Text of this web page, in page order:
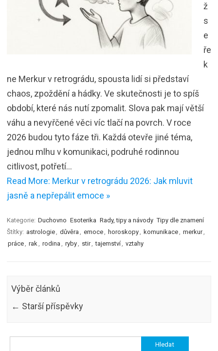
ž
s
e
ře
k
ne Merkur v retrográdu, spousta lidí si představí
chaos, zpoždění a hádky. Ve skutečnosti je to spíš
období, které nás nutí zpomalit. Slova pak mají větší
váhu a nevyřčené věci víc tlačí na povrch. V roce
2026 budou tyto fáze tři. Každá otevře jiné téma,
jednou mlhu v komunikaci, podruhé rodinnou
citlivost, potřetí…
Read More: Merkur v retrográdu 2026: Jak mluvit
jasně a nepřepálit emoce »
Kategorie: Duchovno Esoterika Rady, tipy a návody Tipy dle znamení
Štítky: astrologie důvěra emoce horoskopy komunikace merkur
práce
rak rodina ryby stir tajemství vztahy
Výběr článků
← Starší příspěvky